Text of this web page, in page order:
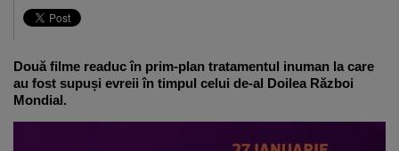
Două filme readuc în prim-plan tratamentul inuman la care
au fost supuși evreii în timpul celui de-al Doilea Război
Mondial.